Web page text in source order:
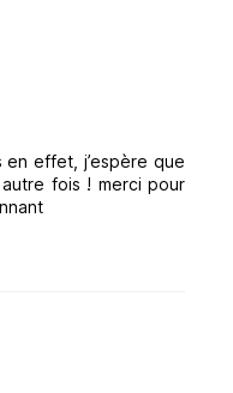
effet, j’espère que
fois ! merci pour